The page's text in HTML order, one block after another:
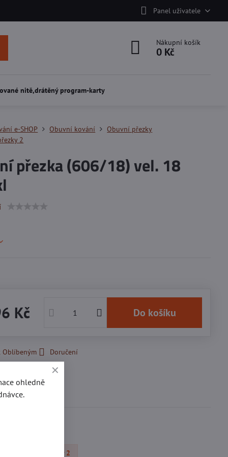
Panel uživatele
Nákupní košík
0 Kč
nitě,drátěný program-karty
e-SHOP Obuvní kování
Obuvní přezky
2
přezka (606/18) vel. 18
Kč Do košíku
Oblíbeným Doručení
Obuvní přezky 2
ohledně